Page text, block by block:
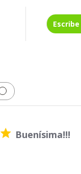
Buenísima!!!